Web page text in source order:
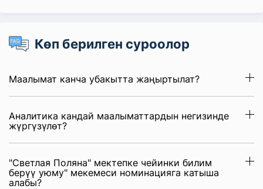
Көп берилген суроолор
Маалымат канча убакытта жаңыртылат?
Аналитика кандай маалыматтардын негизинде
жүргүзүлөт?
"Светлая Поляна" мектепке чейинки билим
берүү уюму" мекемеси номинацияга катыша
алабы?